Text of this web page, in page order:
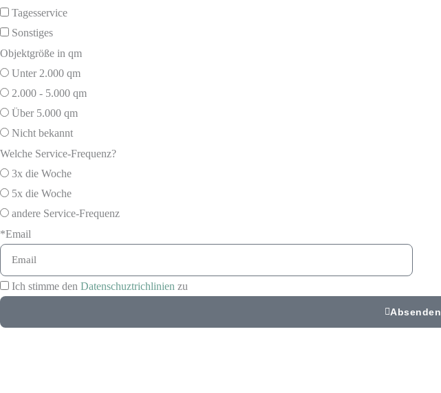
Tagesservice
Sonstiges
Objektgröße in qm
Unter 2.000 qm
2.000 - 5.000 qm
Über 5.000 qm
Nicht bekannt
Welche Service-Frequenz?
3x die Woche
5x die Woche
andere Service-Frequenz
*Email
Ich stimme den Datenschuztrichlinien zu
Absenden